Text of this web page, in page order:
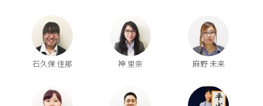
石久保 佳那 神 里奈 麻野 未来